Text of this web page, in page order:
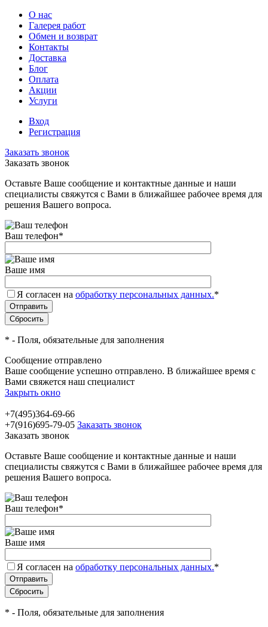
О нас
Галерея работ
Обмен и возврат
Контакты
Доставка
Блог
Оплата
Акции
Услуги
Вход
Регистрация
Заказать звонок
Заказать звонок
Оставьте Ваше сообщение и контактные данные и наши
специалисты свяжутся с Вами в ближайшее рабочее время для
решения Вашего вопроса.
Ваш телефон*
Ваше имя
Я согласен на обработку персональных данных.*
* - Поля, обязательные для заполнения
Сообщение отправлено
Ваше сообщение успешно отправлено. В ближайшее время с
Вами свяжется наш специалист
Закрыть окно
+7(495)364-69-66
+7(916)695-79-05 Заказать звонок
Заказать звонок
Оставьте Ваше сообщение и контактные данные и наши
специалисты свяжутся с Вами в ближайшее рабочее время для
решения Вашего вопроса.
Ваш телефон*
Ваше имя
Я согласен на обработку персональных данных.*
* - Поля, обязательные для заполнения